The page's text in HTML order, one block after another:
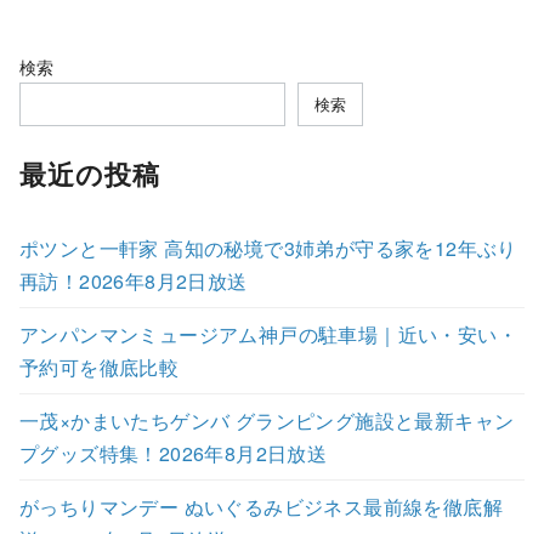
検索
検索
最近の投稿
ポツンと一軒家 高知の秘境で3姉弟が守る家を12年ぶり
再訪！2026年8月2日放送
アンパンマンミュージアム神戸の駐車場｜近い・安い・
予約可を徹底比較
一茂×かまいたちゲンバ グランピング施設と最新キャン
プグッズ特集！2026年8月2日放送
がっちりマンデー ぬいぐるみビジネス最前線を徹底解